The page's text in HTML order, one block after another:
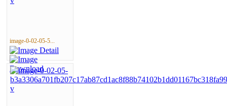
image-0-02-05-5...